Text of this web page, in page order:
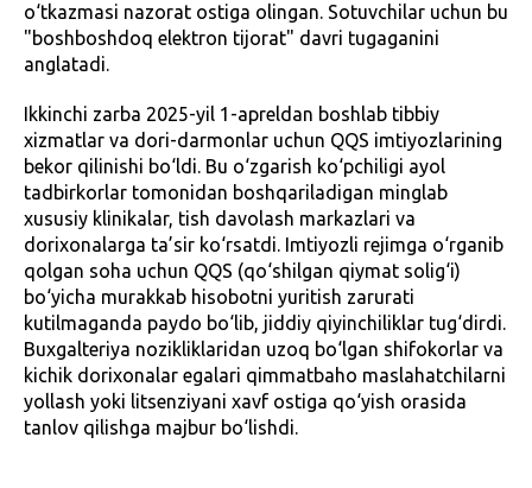
o‘tkazmasi nazorat ostiga olingan. Sotuvchilar uchun bu
"boshboshdoq elektron tijorat" davri tugaganini
anglatadi.
Ikkinchi zarba 2025-yil 1-apreldan boshlab tibbiy
xizmatlar va dori-darmonlar uchun QQS imtiyozlarining
bekor qilinishi bo‘ldi. Bu o‘zgarish ko‘pchiligi ayol
tadbirkorlar tomonidan boshqariladigan minglab
xususiy klinikalar, tish davolash markazlari va
dorixonalarga ta’sir ko‘rsatdi. Imtiyozli rejimga o‘rganib
qolgan soha uchun QQS (qo‘shilgan qiymat solig‘i)
bo‘yicha murakkab hisobotni yuritish zarurati
kutilmaganda paydo bo‘lib, jiddiy qiyinchiliklar tug‘dirdi.
Buxgalteriya nozikliklaridan uzoq bo‘lgan shifokorlar va
kichik dorixonalar egalari qimmatbaho maslahatchilarni
yollash yoki litsenziyani xavf ostiga qo‘yish orasida
tanlov qilishga majbur bo‘lishdi.